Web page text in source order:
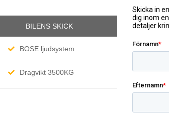
BILENS SKICK
BOSE ljudsystem
Dragvikt 3500KG
4X4 fyrhjulsdrift